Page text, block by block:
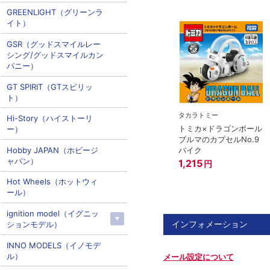
タカラトミー
トミカ×ドラゴンボール
ブルマのカプセルNo.9
バイク
1,215 円
インフォメーション
メール設定について
GREENLIGHT（グリーンラ
イト）
GSR（グッドスマイルレー
シング/グッドスマイルカン
パニー）
GT SPIRIT（GTスピリッ
ト）
Hi-Story（ハイストーリ
ー）
Hobby JAPAN（ホビージ
ャパン）
Hot Wheels（ホットウィ
ール）
ignition model（イグニッ
ションモデル）
INNO MODELS（イノモデ
ル）